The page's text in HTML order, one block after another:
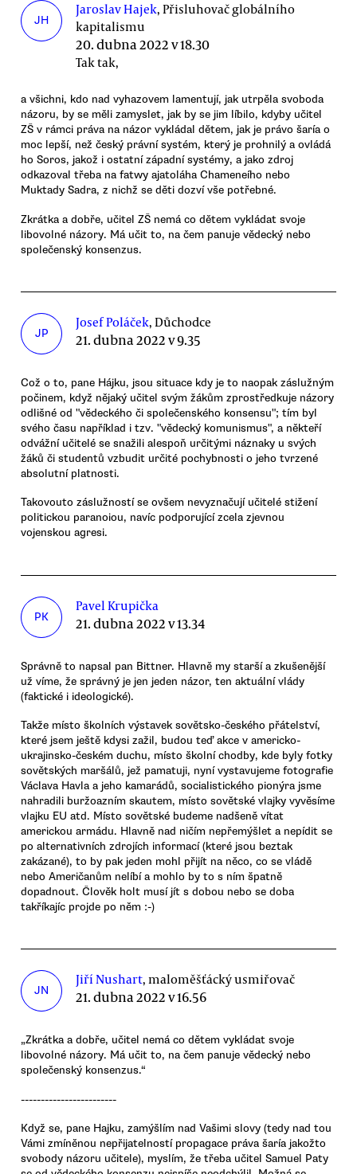
JH
Jaroslav Hajek, Přisluhovač globálního
kapitalismu
20. dubna 2022 v 18.30
Tak tak,
a všichni, kdo nad vyhazovem lamentují, jak utrpěla svoboda
názoru, by se měli zamyslet, jak by se jim líbilo, kdyby učitel
ZŠ v rámci práva na názor vykládal dětem, jak je právo šaría o
moc lepší, než český právní systém, který je prohnilý a ovládá
ho Soros, jakož i ostatní západní systémy, a jako zdroj
odkazoval třeba na fatwy ajatoláha Chameneího nebo
Muktady Sadra, z nichž se děti dozví vše potřebné.
Zkrátka a dobře, učitel ZŠ nemá co dětem vykládat svoje
libovolné názory. Má učit to, na čem panuje vědecký nebo
společenský konsenzus.
JP
Josef Poláček, Důchodce
21. dubna 2022 v 9.35
Což o to, pane Hájku, jsou situace kdy je to naopak záslužným
počinem, když nějaký učitel svým žákům zprostředkuje názory
odlišné od "vědeckého či společenského konsensu"; tím byl
svého času například i tzv. "vědecký komunismus", a někteří
odvážní učitelé se snažili alespoň určitými náznaky u svých
žáků či studentů vzbudit určité pochybnosti o jeho tvrzené
absolutní platnosti.
Takovouto záslužností se ovšem nevyznačují učitelé stižení
politickou paranoiou, navíc podporující zcela zjevnou
vojenskou agresi.
PK
Pavel Krupička
21. dubna 2022 v 13.34
Správně to napsal pan Bittner. Hlavně my starší a zkušenější
už víme, že správný je jen jeden názor, ten aktuální vlády
(faktické i ideologické).
Takže místo školních výstavek sovětsko-českého přátelství,
které jsem ještě kdysi zažil, budou teď akce v americko-
ukrajinsko-českém duchu, místo školní chodby, kde byly fotky
sovětských maršálů, jež pamatuji, nyní vystavujeme fotografie
Václava Havla a jeho kamarádů, socialistického pionýra jsme
nahradili buržoazním skautem, místo sovětské vlajky vyvěsíme
vlajku EU atd. Místo sovětské budeme nadšeně vítat
americkou armádu. Hlavně nad ničím nepřemýšlet a nepídit se
po alternativních zdrojích informací (které jsou beztak
zakázané), to by pak jeden mohl přijít na něco, co se vládě
nebo Američanům nelíbí a mohlo by to s ním špatně
dopadnout. Člověk holt musí jít s dobou nebo se doba
takříkajíc projde po něm :-)
JN
Jiří Nushart, maloměšťácký usmiřovač
21. dubna 2022 v 16.56
„Zkrátka a dobře, učitel nemá co dětem vykládat svoje
libovolné názory. Má učit to, na čem panuje vědecký nebo
společenský konsenzus.“
------------------------
Když se, pane Hajku, zamýšlím nad Vašimi slovy (tedy nad tou
Vámi zmíněnou nepřijatelností propagace práva šaría jakožto
svobody názoru učitele), myslím, že třeba učitel Samuel Paty